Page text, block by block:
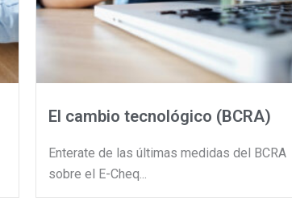
El cambio tecnológico (BCRA)
Enterate de las últimas medidas del BCRA
sobre el E-Cheq...